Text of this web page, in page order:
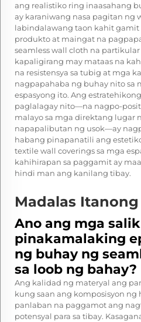
ang realistiko ring inaasahang
ay karaniwang nasa pagitan ng
labindalawang taon kahit
produkto at maingat na
seamless wall cloth na
kapaligirang may mataas na
na resistensya sa tubig at mga
nagpapahaba ng buhay nito sa
espasyong ito. Ang
paglalagay nito—na nagpo-
malayo sa mga direktang lugar
napapalibutan ng usok—ay
habang pinapanatili ang
textile wall coverings sa mga
kahihirapan sa paggamit ay
hindi man ang kanilang tibay.
Madalas Itanong
Ano ang mga
pinakamalaking
ng buhay ng
sa loob ng bahay?
Ang kalidad ng materyal ang
kung saan ang komposisyon ng
panlaban na paggamot ang
potensyal para sa tibay.